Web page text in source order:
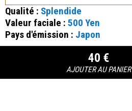
Qualité : Splendide
Valeur faciale : 500 Yen
Pays d'émission : Japon
40 €
AJOUTER AU PANIER